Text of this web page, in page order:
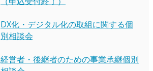
DX化・デジタル化の取組に関する個
別相談会
経営者・後継者のための事業承継個別